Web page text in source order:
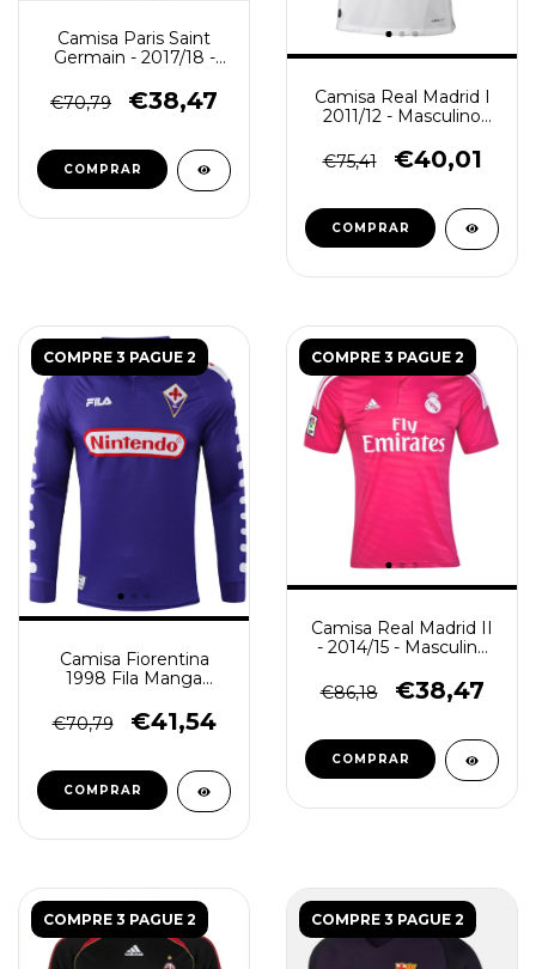
Camisa Paris Saint
Germain - 2017/18 -
Preta
€70,79 €38,47
COMPRAR
Camisa Real Madrid I
2011/12 - Masculino
€75,41
€40,01
COMPRAR
COMPRE 3 PAGUE 2
Camisa Fiorentina
1998 Fila Manga
Masculina - Roxa
€70,79 €41,54
COMPRAR
COMPRE 3 PAGUE 2
Camisa Real Madrid II
- 2014/15 - Masculino
€86,18
€38,47
COMPRAR
COMPRE 3 PAGUE 2 COMPRE 3 PAGUE 2